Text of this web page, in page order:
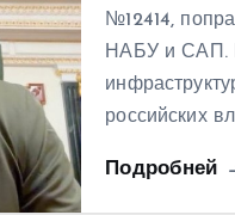
№12414,
НАБУ и САП.
российских
Подробней